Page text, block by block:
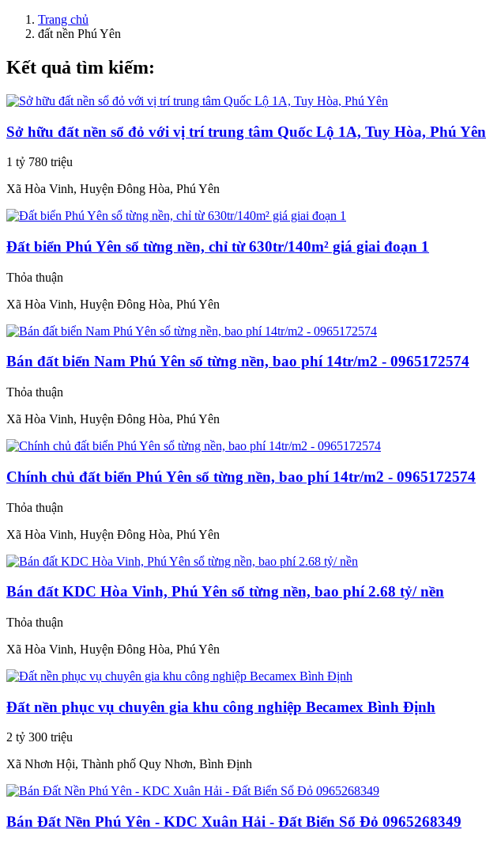
Trang chủ
đất nền Phú Yên
Kết quả tìm kiếm:
Sở hữu đất nền sổ đỏ với vị trí trung tâm Quốc Lộ 1A, Tuy Hòa, Phú Yên
1 tỷ 780 triệu
Xã Hòa Vinh, Huyện Đông Hòa, Phú Yên
Đất biển Phú Yên sổ từng nền, chỉ từ 630tr/140m² giá giai đoạn 1
Thỏa thuận
Xã Hòa Vinh, Huyện Đông Hòa, Phú Yên
Bán đất biển Nam Phú Yên sổ từng nền, bao phí 14tr/m2 - 0965172574
Thỏa thuận
Xã Hòa Vinh, Huyện Đông Hòa, Phú Yên
Chính chủ đất biển Phú Yên sổ từng nền, bao phí 14tr/m2 - 0965172574
Thỏa thuận
Xã Hòa Vinh, Huyện Đông Hòa, Phú Yên
Bán đất KDC Hòa Vinh, Phú Yên sổ từng nền, bao phí 2.68 tỷ/ nền
Thỏa thuận
Xã Hòa Vinh, Huyện Đông Hòa, Phú Yên
Đất nền phục vụ chuyên gia khu công nghiệp Becamex Bình Định
2 tỷ 300 triệu
Xã Nhơn Hội, Thành phố Quy Nhơn, Bình Định
Bán Đất Nền Phú Yên - KDC Xuân Hải - Đất Biển Sổ Đỏ 0965268349